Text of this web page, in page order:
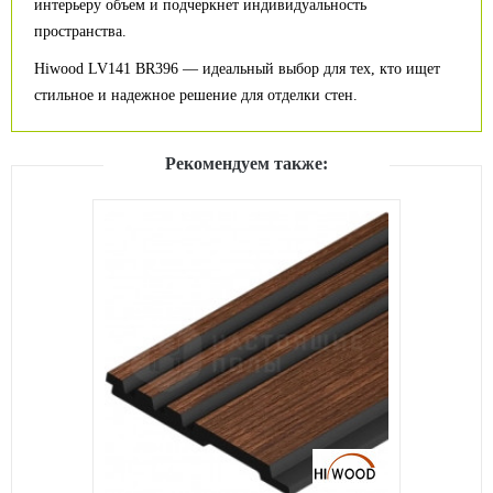
интерьеру объем и подчеркнет индивидуальность
пространства.
Hiwood LV141 BR396 — идеальный выбор для тех, кто ищет
стильное и надежное решение для отделки стен.
Рекомендуем также: